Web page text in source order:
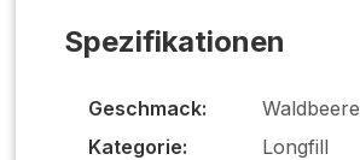
Spezifikationen
Geschmack:
Waldbeere
Kategorie:
Longfill